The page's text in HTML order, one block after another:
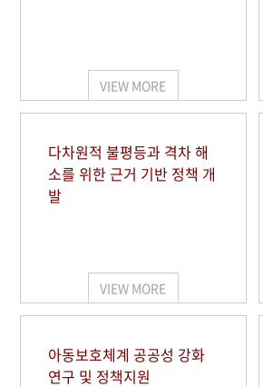
VIEW MORE
다차원적 불평등과 격차 해
소를 위한 근거 기반 정책 개
발
VIEW MORE
아동보호체계 공공성 강화
연구 및 정책지원